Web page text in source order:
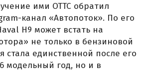
ими ОТТС обратил
канал «Автопоток». По его
H9 может встать на
не только в бензиновой
стала единственной после его
модельный год, но и в